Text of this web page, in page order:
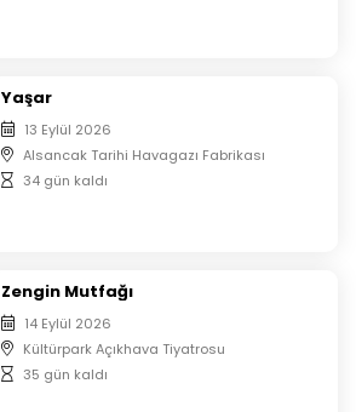
Yaşar
13 Eylül 2026
Alsancak Tarihi Havagazı Fabrikası
34 gün kaldı
Zengin Mutfağı
14 Eylül 2026
Kültürpark Açıkhava Tiyatrosu
35 gün kaldı